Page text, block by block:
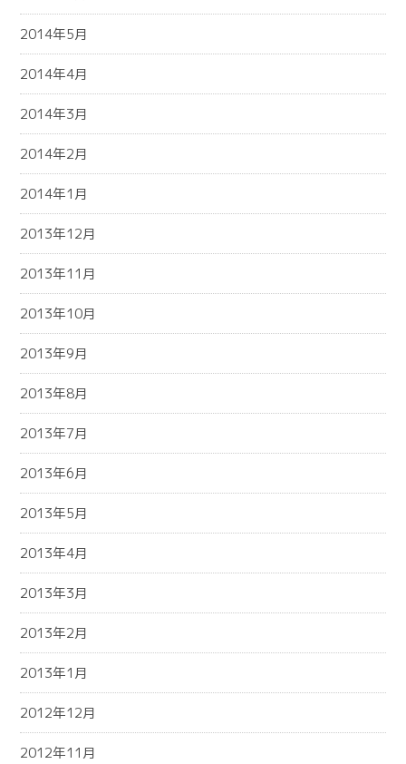
2014年5月
2014年4月
2014年3月
2014年2月
2014年1月
2013年12月
2013年11月
2013年10月
2013年9月
2013年8月
2013年7月
2013年6月
2013年5月
2013年4月
2013年3月
2013年2月
2013年1月
2012年12月
2012年11月